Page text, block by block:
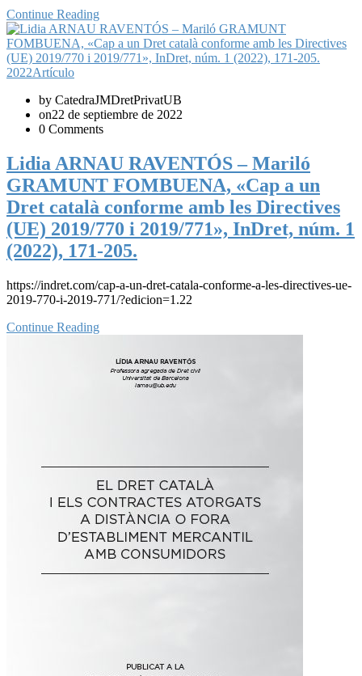
Continue Reading
2022Artículo
by CatedraJMDretPrivatUB
on22 de septiembre de 2022
0 Comments
Lidia ARNAU RAVENTÓS – Mariló
GRAMUNT FOMBUENA, «Cap a un
Dret català conforme amb les Directives
(UE) 2019/770 i 2019/771», InDret, núm. 1
(2022), 171-205.
https://indret.com/cap-a-un-dret-catala-conforme-a-les-directives-ue-
2019-770-i-2019-771/?edicion=1.22
Continue Reading